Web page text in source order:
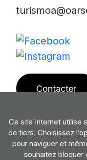
Contacter
Ce site Internet utilise
de tiers. Choisissez
pour naviguer et
souhaitez bloquer